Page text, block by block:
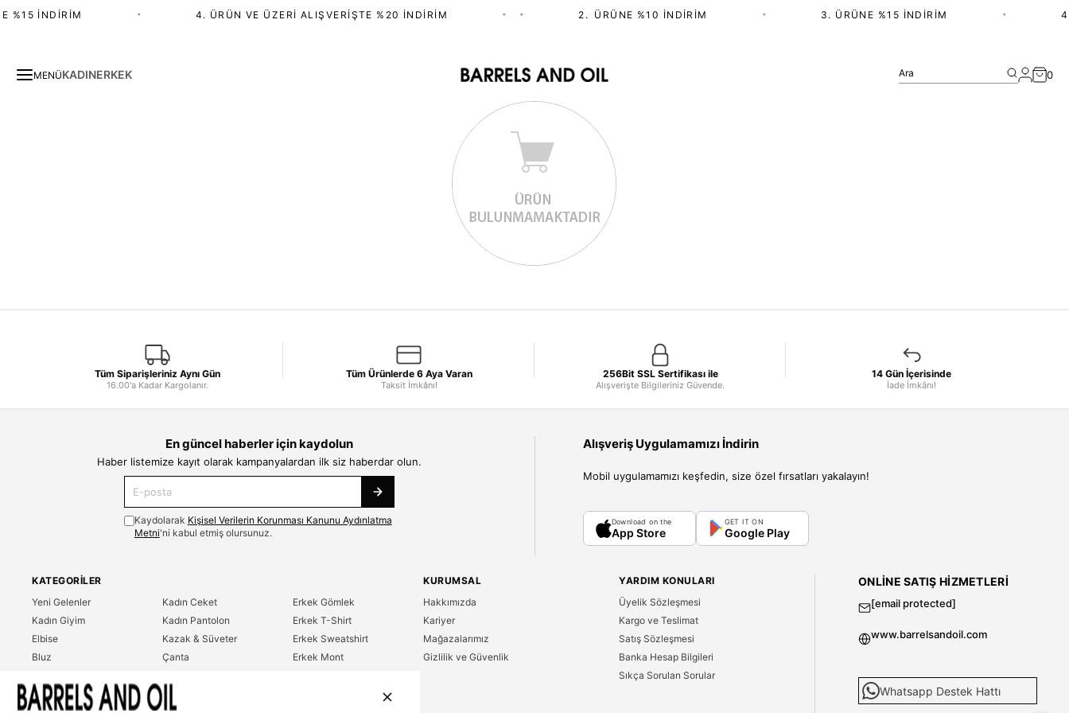
%15 İNDIRIM 4. ÜRÜN VE ÜZERI ALIŞVERIŞTE %20 İNDIRIM 2.⁠ ⁠ÜRÜNE %10 İNDIRIM 3. ÜRÜNE %15 İNDIRIM
MENÜKADINERKEK Ara 0
Tüm Siparişleriniz Aynı Gün
16.00'a Kadar Kargolanır.
Tüm Ürünlerde 6 Aya Varan
Taksit İmkânı!
256Bit SSL Sertifikası ile
Alışverişte Bilgileriniz Güvende.
14 Gün İçerisinde
İade İmkânı!
En güncel haberler için kaydolun
Haber listemize kayıt olarak kampanyalardan ilk siz haberdar olun.
Kaydolarak Kişisel Verilerin Korunması Kanunu Aydınlatma
Metni'ni kabul etmiş olursunuz.
Alışveriş Uygulamamızı İndirin
Mobil uygulamamızı keşfedin, size özel fırsatları yakalayın!
Download on the
App Store
GET IT ON
Google Play
KATEGORILER
Yeni Gelenler
Kadın Giyim
Elbise
Bluz
T-Shirt
Kadın Ceket
Kadın Pantolon
Kazak & Süveter
Çanta
Erkek Gömlek
Erkek T-Shirt
Erkek Sweatshirt
Erkek Mont
KURUMSAL
Hakkımızda
Kariyer
Mağazalarımız
Gizlilik ve Güvenlik
YARDIM KONULARI
Üyelik Sözleşmesi
Kargo ve Teslimat
Satış Sözleşmesi
Banka Hesap Bilgileri
Sıkça Sorulan Sorular
ONLINE SATIŞ HIZMETLERI
[email protected]
www.barrelsandoil.com
Whatsapp Destek Hattı